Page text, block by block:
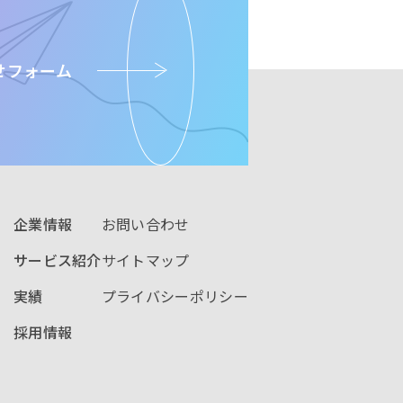
フォーム
企業情報
サービス紹介
実績
採用情報
お問い合わせ
サイトマップ
プライバシーポリシー